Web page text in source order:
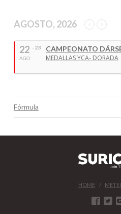
AGOSTO, 2026
22
AGO
- 23
CAMPEONATO
MEDALLAS YCA- DORADA
Fórmula
HOME